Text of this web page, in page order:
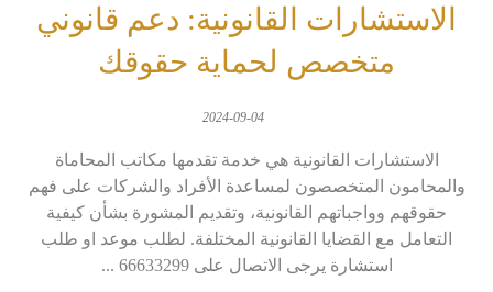
الاستشارات القانونية: دعم قانوني
متخصص لحماية حقوقك
2024-09-04
الاستشارات القانونية هي خدمة تقدمها مكاتب المحاماة
والمحامون المتخصصون لمساعدة الأفراد والشركات على فهم
حقوقهم وواجباتهم القانونية، وتقديم المشورة بشأن كيفية
التعامل مع القضايا القانونية المختلفة. لطلب موعد او طلب
استشارة يرجى الاتصال على 66633299 ...